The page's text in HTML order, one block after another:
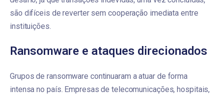
são difíceis de reverter sem cooperação imediata entre
instituições.
Ransomware e ataques direcionados
Grupos de ransomware continuaram a atuar de forma
intensa no país. Empresas de telecomunicações, hospitais,